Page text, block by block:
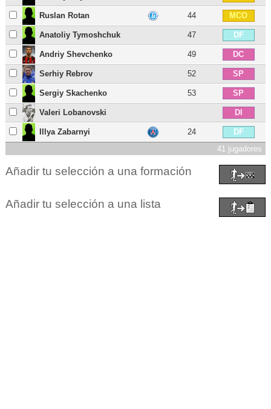
Ruslan Rotan 44 MCO
Anatoliy Tymoshchuk 47 DF
Andriy Shevchenko 49 DC
Serhiy Rebrov 52 SP
Sergiy Skachenko 53 SP
Valeri Lobanovski DI
Illya Zabarnyi 24
DF
41 jugadores
Añadir tu selección a una formación
Añadir tu selección a una lista